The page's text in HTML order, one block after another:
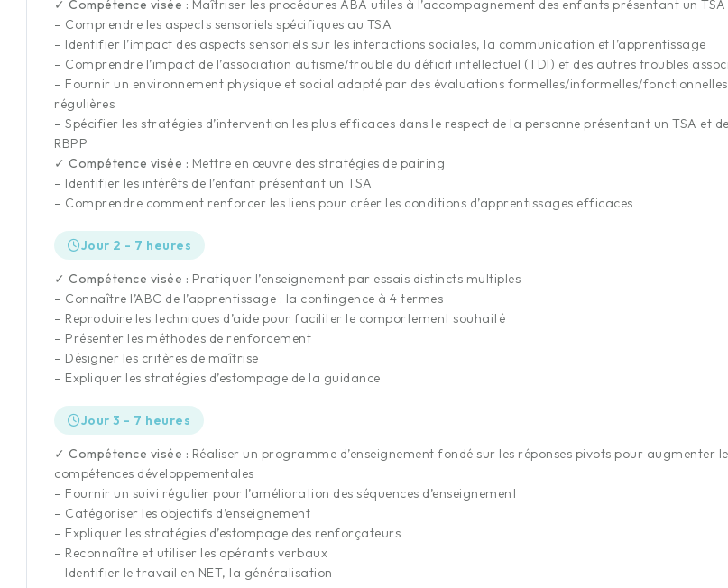
✓ Compétence visée : Maîtriser les procédures ABA utiles à l’accompagnement des enfants présentant un TSA
– Comprendre les aspects sensoriels spécifiques au TSA
– Identifier l’impact des aspects sensoriels sur les interactions sociales, la communication et l’apprentissage
– Comprendre l’impact de l’association autisme/trouble du déficit intellectuel (TDI) et des autres troubles
– Fournir un environnement physique et social adapté par des évaluations formelles/informelles/fonctionnelles
régulières
– Spécifier les stratégies d’intervention les plus efficaces dans le respect de la personne présentant un TSA et
RBPP
✓ Compétence visée : Mettre en œuvre des stratégies de pairing
– Identifier les intérêts de l’enfant présentant un TSA
– Comprendre comment renforcer les liens pour créer les conditions d’apprentissages efficaces
Jour 2 - 7 heures
✓ Compétence visée : Pratiquer l’enseignement par essais distincts multiples
– Connaître l’ABC de l’apprentissage : la contingence à 4 termes
– Reproduire les techniques d’aide pour faciliter le comportement souhaité
– Présenter les méthodes de renforcement
– Désigner les critères de maîtrise
– Expliquer les stratégies d’estompage de la guidance
Jour 3 - 7 heures
✓ Compétence visée : Réaliser un programme d’enseignement fondé sur les réponses pivots pour augmenter
compétences développementales
– Fournir un suivi régulier pour l’amélioration des séquences d’enseignement
– Catégoriser les objectifs d’enseignement
– Expliquer les stratégies d’estompage des renforçateurs
– Reconnaître et utiliser les opérants verbaux
– Identifier le travail en NET, la généralisation